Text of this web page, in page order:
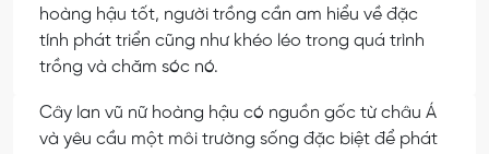
hoàng hậu tốt, người trồng cần am hiểu về đặc
tính phát triển cũng như khéo léo trong quá trình
trồng và chăm sóc nó.
Cây lan vũ nữ hoàng hậu có nguồn gốc từ châu Á
và yêu cầu một môi trường sống đặc biệt để phát